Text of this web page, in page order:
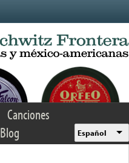
Canciones
Blog Español